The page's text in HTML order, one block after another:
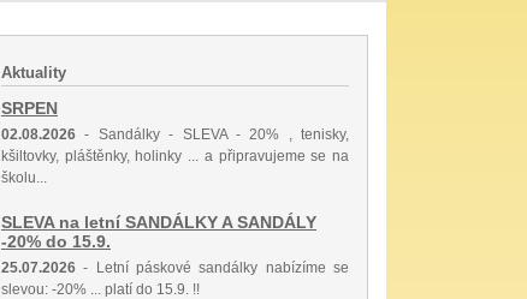
Aktuality
SRPEN
02.08.2026 - Sandálky - SLEVA - 20% , tenisky,
kšiltovky, pláštěnky, holinky ... a připravujeme se na
školu...
SLEVA na letní SANDÁLKY A SANDÁLY
-20% do 15.9.
25.07.2026 - Letní páskové sandálky nabízíme se
slevou: -20% ... platí do 15.9. !!